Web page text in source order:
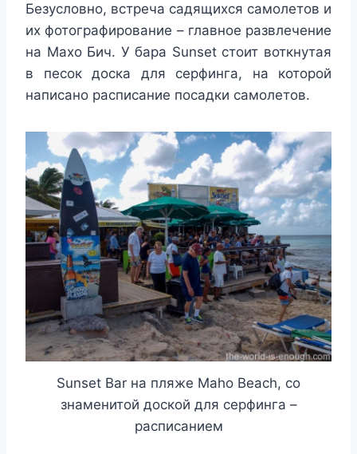
Безусловно, встреча садящихся самолетов и
их фотографирование – главное развлечение
на Махо Бич. У бара Sunset стоит воткнутая
в песок доска для серфинга, на которой
написано расписание посадки самолетов.
Sunset Bar на пляже Maho Beach, со
знаменитой доской для серфинга –
расписанием